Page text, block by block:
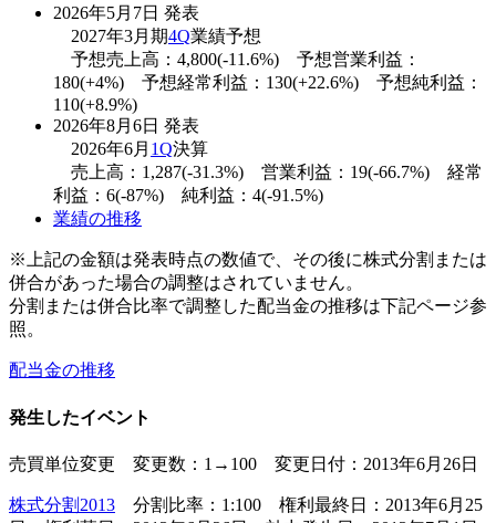
2026年5月7日 発表
2027年3月期4Q業績予想
予想売上高：4,800(-11.6%) 予想営業利益：
180(+4%) 予想経常利益：130(+22.6%) 予想純利益：
110(+8.9%)
2026年8月6日 発表
2026年6月 1Q決算
売上高：1,287(-31.3%) 営業利益：19(-66.7%) 経常
利益：6(-87%) 純利益：4(-91.5%)
業績の推移
※上記の金額は発表時点の数値で、その後に株式分割または
併合があった場合の調整はされていません。
分割または併合比率で調整した配当金の推移は下記ページ参
照。
配当金の推移
発生したイベント
売買単位変更 変更数：1→100 変更日付：2013年6月26日
株式分割2013 分割比率：1:100 権利最終日：2013年6月25